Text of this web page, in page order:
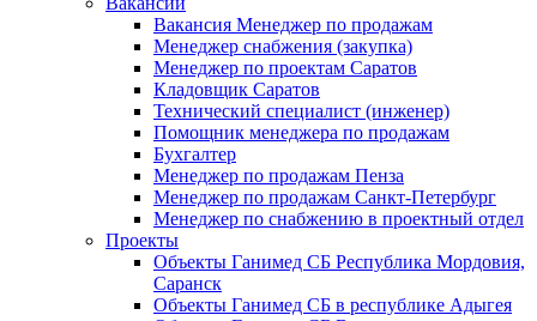
Вакансия Менеджер по продажам
Менеджер снабжения (закупка)
Менеджер по проектам Саратов
Кладовщик Саратов
Технический специалист (инженер)
Помощник менеджера по продажам
Бухгалтер
Менеджер по продажам Пенза
Менеджер по продажам Санкт-Петербург
Менеджер по снабжению в проектный отдел
Проекты
Объекты Ганимед СБ Республика Мордовия,
Саранск
Объекты Ганимед СБ в республике Адыгея